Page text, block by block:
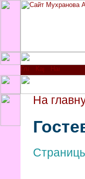
На